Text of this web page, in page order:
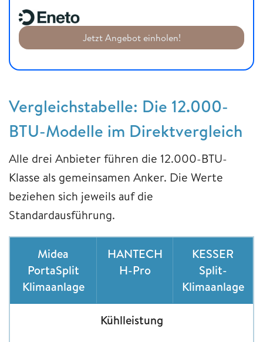
Jetzt Angebot einholen!
Vergleichstabelle: Die 12.000-
BTU-Modelle im Direktvergleich
Alle drei Anbieter führen die 12.000-BTU-
Klasse als gemeinsamen Anker. Die Werte
beziehen sich jeweils auf die
Standardausführung.
Midea
PortaSplit
Klimaanlage
HANTECH
H-Pro
KESSER
Split-
Klimaanlage
Kühlleistung